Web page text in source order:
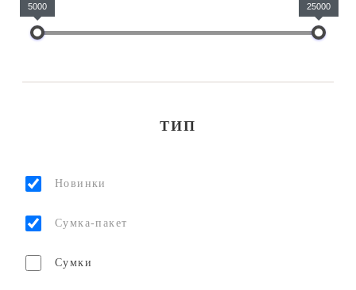
5000 25000
ТИП
Новинки
Сумка-пакет
Сумки